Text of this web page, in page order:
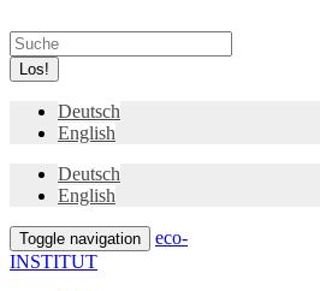
Los!
Deutsch
English
Deutsch
English
Toggle navigation
eco-
INSTITUT